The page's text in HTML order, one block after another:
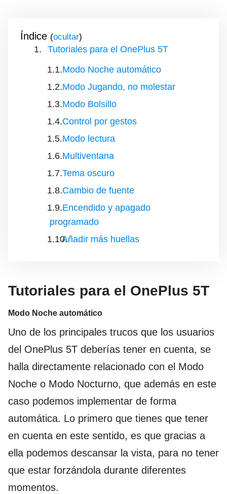
Índice ( )
Tutoriales para el OnePlus 5T
Modo Noche automático
Modo Jugando, no molestar
Modo Bolsillo
Control por gestos
Modo lectura
Multiventana
Tema oscuro
Cambio de fuente
Encendido y apagado
programado
Añadir más huellas
Tutoriales para el OnePlus 5T
Modo Noche automático
Uno de los principales trucos que los usuarios
del OnePlus 5T deberías tener en cuenta, se
halla directamente relacionado con el Modo
Noche o Modo Nocturno, que además en este
caso podemos implementar de forma
automática. Lo primero que tienes que tener
en cuenta en este sentido, es que gracias a
ella podemos descansar la vista, para no tener
que estar forzándola durante diferentes
momentos.